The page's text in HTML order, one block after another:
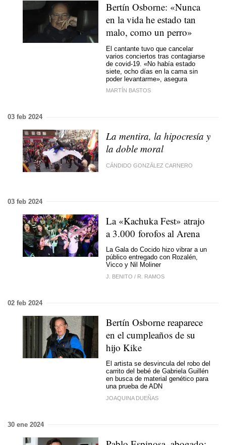
Bertín Osborne: «Nunca
en la vida he estado tan
malo, como un perro»
El cantante tuvo que cancelar
varios conciertos tras contagiarse
de covid-19. «No había estado
siete, ocho días en la cama sin
poder levantarme», asegura
MARTÍN BASTOS
03 feb 2024
La mentira, la hipocresía y
la doble moral
CÁNDIDO GONZÁLEZ CARNERO
03 feb 2024
La «Kachuka Fest» atrajo
a 3.000 forofos al Arena
La Gala do Cocido hizo vibrar a un
público entregado con Rozalén,
Vicco y Nil Moliner
J. BENITO / R. RAMOS
02 feb 2024
Bertín Osborne reaparece
en el cumpleaños de su
hijo Kike
El artista se desvincula del robo del
carrito del bebé de Gabriela Guillén
en busca de material genético para
una prueba de ADN
JOAQUINA DUEÑAS
30 ene 2024